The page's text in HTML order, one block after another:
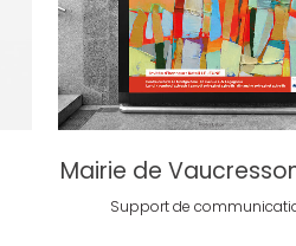
voir
Mairie de
Support de